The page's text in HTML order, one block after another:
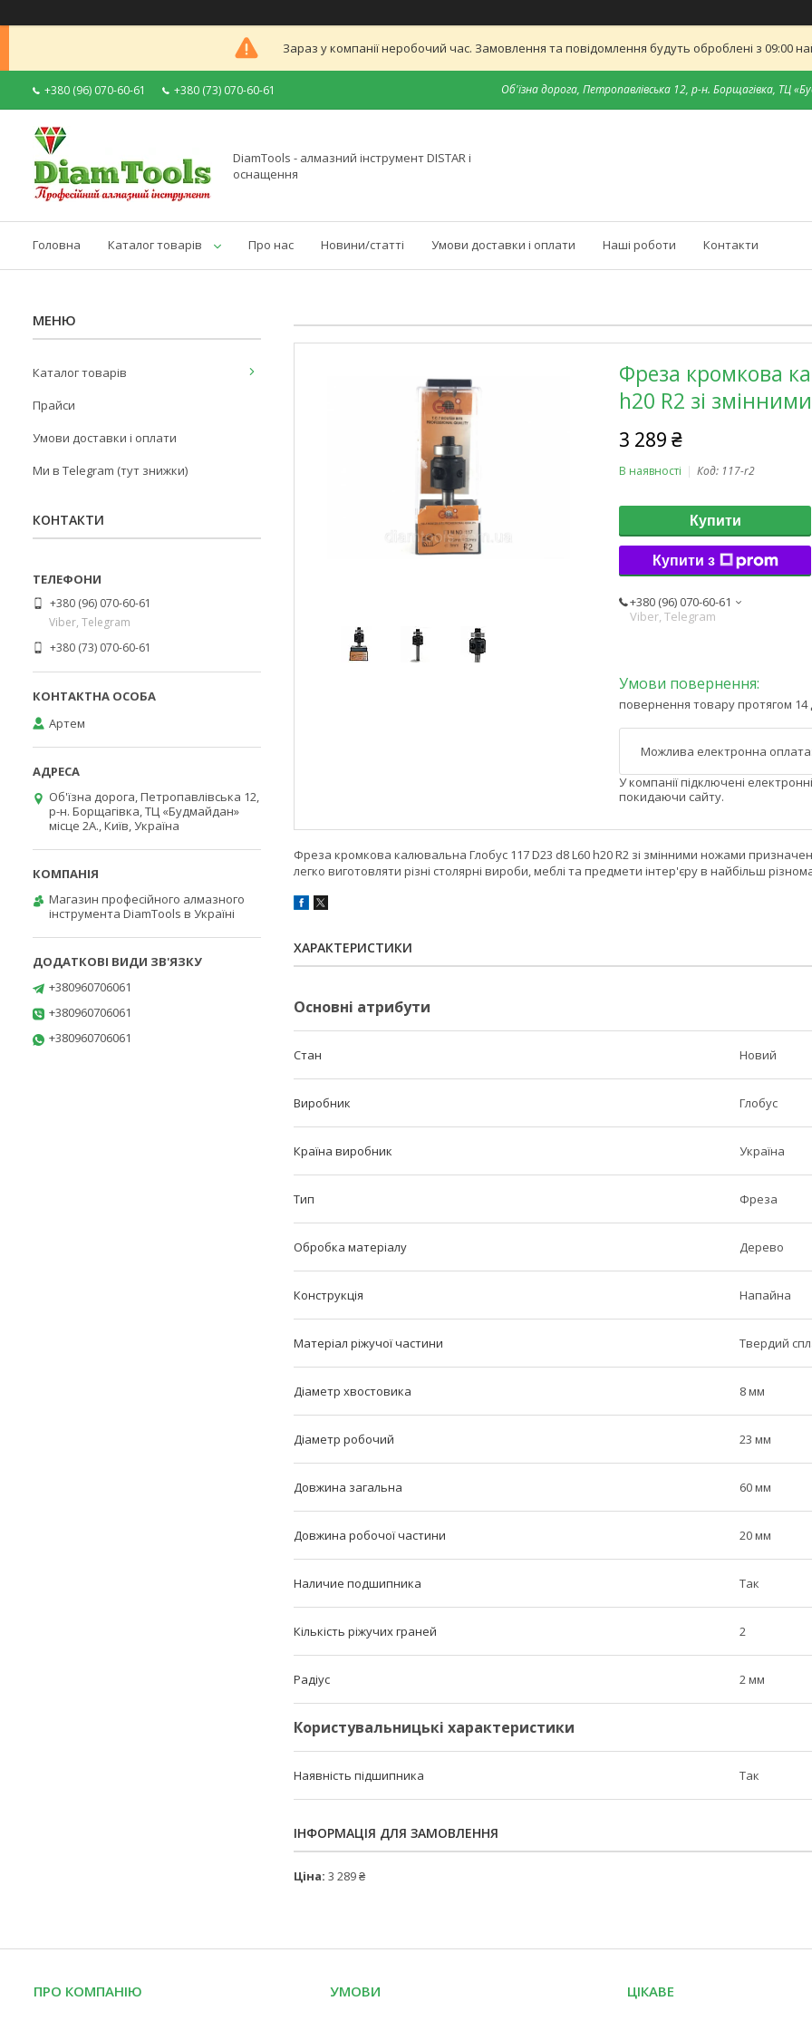
Зараз у компанії неробочий час. Замовлення та повідомлення будуть оброблені з 09:00
+380 (96) 070-60-61 +380 (73) 070-60-61 Об'їзна дорога, Петропавлівська 12, р-н. Борщагівка, ТЦ
DiamTools - алмазний інструмент DISTAR і
оснащення
Головна Каталог товарів Про нас Новини/статті Умови доставки і оплати Наші роботи Контакти
Фреза кромкова
h20 R2 зі
3 289 ₴
В наявності Код: 117-r2
Купити
Купити з
+380 (96) 070-60-61
Viber, Telegram
повернення товару протягом 14
У компанії підключені
покидаючи сайту.
Фреза кромкова калювальна Глобус 117 D23 d8 L60 h20 R2 зі змінними ножами
легко виготовляти різні столярні вироби, меблі та предмети інтер'єру в найбільш
ХАРАКТЕРИСТИКИ
Основні атрибути
Стан Новий
Виробник Глобус
Країна виробник Україна
Тип Фреза
Обробка матеріалу Дерево
Конструкція Напайна
Матеріал ріжучої частини Твердий
Діаметр хвостовика 8 мм
Діаметр робочий 23 мм
Довжина загальна 60 мм
Довжина робочої частини 20 мм
Наличие подшипника Так
Кількість ріжучих граней 2
Радіус 2 мм
Користувальницькі характеристики
Наявність підшипника Так
ІНФОРМАЦІЯ ДЛЯ ЗАМОВЛЕННЯ
Ціна: 3 289 ₴
Каталог товарів
Прайси
Умови доставки і оплати
Ми в Telegram (тут знижки)
КОНТАКТИ
+380 (96) 070-60-61
Viber, Telegram
+380 (73) 070-60-61
Артем
Об'їзна дорога, Петропавлівська 12,
р-н. Борщагівка, ТЦ «Будмайдан»
місце 2А., Київ, Україна
Магазин професійного алмазного
інструмента DiamTools в Україні
+380960706061
+380960706061
+380960706061
ПРО КОМПАНІЮ УМОВИ ЦІКАВЕ